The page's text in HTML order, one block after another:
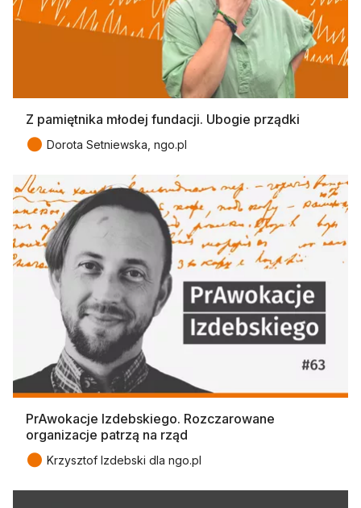
Z pamiętnika młodej fundacji. Ubogie prządki
● Dorota Setniewska, ngo.pl
PrAwokacje Izdebskiego. Rozczarowane
organizacje patrzą na rząd
● Krzysztof Izdebski dla ngo.pl